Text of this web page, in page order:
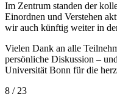
Im Zentrum standen der
Einordnen und Verstehen
wir auch künftig weiter in
Vielen Dank an alle
persönliche Diskussion –
Universität Bonn für die
8 / 23